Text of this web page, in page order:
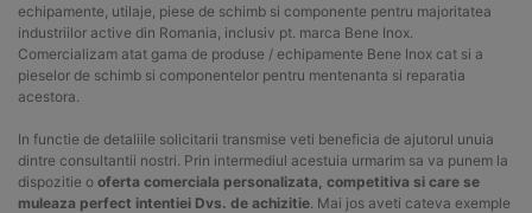
echipamente, utilaje, piese de schimb si componente pentru majoritatea
industriilor active din Romania, inclusiv pt. marca Bene Inox.
Comercializam atat gama de produse / echipamente Bene Inox cat si a
pieselor de schimb si componentelor pentru mentenanta si reparatia
acestora.
In functie de detaliile solicitarii transmise veti beneficia de ajutorul unuia
dintre consultantii nostri. Prin intermediul acestuia urmarim sa va punem la
dispozitie o oferta comerciala personalizata, competitiva si care se
muleaza perfect intentiei Dvs. de achizitie . Mai jos aveti cateva exemple